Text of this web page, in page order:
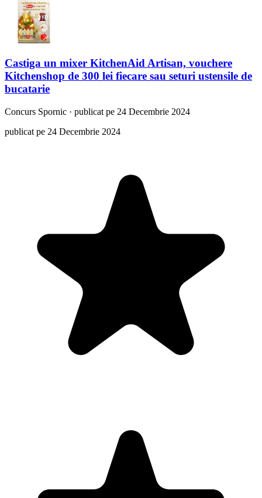
Castiga un mixer KitchenAid Artisan, vouchere
Kitchenshop de 300 lei fiecare sau seturi ustensile de
bucatarie
Concurs Spornic · publicat pe 24 Decembrie 2024
publicat pe 24 Decembrie 2024